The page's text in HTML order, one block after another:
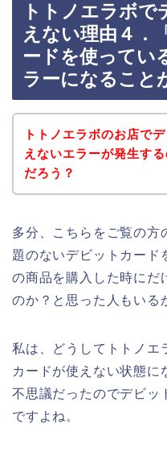
トトノエラボ
えない理由４．
ードを使ってい
ラーになること
トトノエラボのお店で
えないエラーが発生す
だろう？
多分、こちらをご覧の方
題のないデビットカード
の商品を購入した時にだ
のか？と思った人もいる
私は、どうしてトトノエ
カードが使えない状態に
不思議だったのでデビッ
ですよね。